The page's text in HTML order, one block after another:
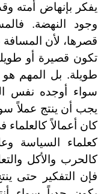
يفكر بإنهاض أمته
وجود النهضة.
قصرها، لأن المسافة
تكون قصيرة أو
طويلة. بل المهم هو
سواء أوجده نفس
يجب أن ينتج عملاً
كان أعمالاً كالعلماء
كعلماء السياسة
كالحرب والأكل
فإن التفكير حتى